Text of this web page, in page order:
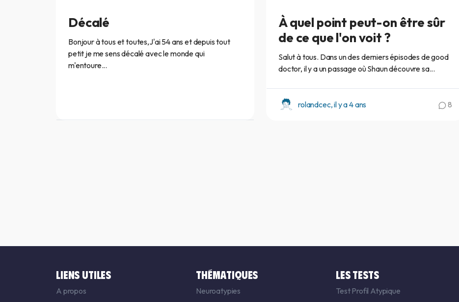
Décalé
Bonjour à tous et toutes,J'ai 54 ans et depuis tout
petit je me sens décalé avec le monde qui
m'entoure...
À quel point peut-on être sûr
de ce que l'on voit ?
Salut à tous. Dans un des derniers épisodes de good
doctor, il y a un passage où Shaun découvre sa...
rolandcec, il y a 4 ans 8
LIENS UTILES
A propos
THÉMATIQUES
Neuroatypies
LES TESTS
Test Profil Atypique